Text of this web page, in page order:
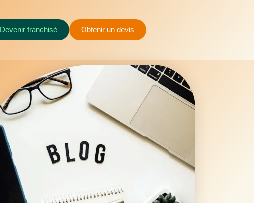
Devenir franchisé Obtenir un devis